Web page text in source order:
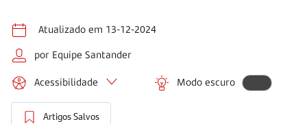
Atualizado em 13-12-2024
por Equipe Santander
Acessibilidade Modo escuro
Artigos Salvos